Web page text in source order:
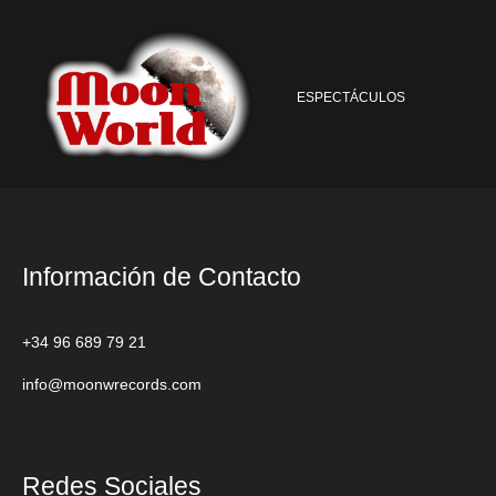
ESPECTÁCULOS
Información de Contacto
+34 96 689 79 21
info@moonwrecords.com
Redes Sociales